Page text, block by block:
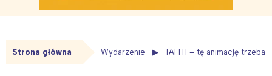
Strona główna Wydarzenie TAFITI – tę animację trzeba